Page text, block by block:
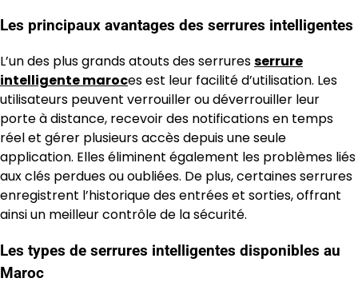
Les principaux avantages des serrures intelligentes
L’un des plus grands atouts des serruresserrure
intelligente maroces est leur facilité d’utilisation. Les
utilisateurs peuvent verrouiller ou déverrouiller leur
porte à distance, recevoir des notifications en temps
réel et gérer plusieurs accès depuis une seule
application. Elles éliminent également les problèmes liés
aux clés perdues ou oubliées. De plus, certaines serrures
enregistrent l’historique des entrées et sorties, offrant
ainsi un meilleur contrôle de la sécurité.
Les types de serrures intelligentes disponibles au
Maroc